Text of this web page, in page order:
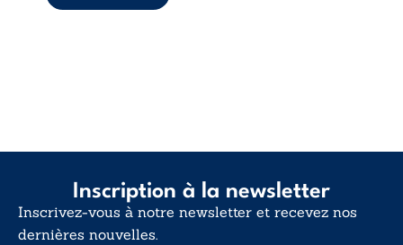
Inscription à la newsletter
Inscrivez-vous à notre newsletter et recevez nos
dernières nouvelles.